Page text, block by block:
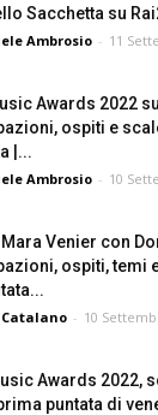
Sacchetta su
Ambrosio - 11
Awards 2022
ospiti e
|...
Ambrosio - 10
Venier con
ospiti, temi
- 10
Awards 2022,
puntata di